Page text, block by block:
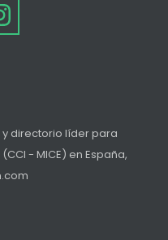
y directorio líder para
- MICE) en España,